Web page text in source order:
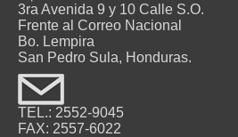
3ra Avenida 9 y 10 Calle S.O.
Frente al Correo Nacional
Bo. Lempira
San Pedro Sula, Honduras.
TEL.: 2552-9045
FAX: 2557-6022